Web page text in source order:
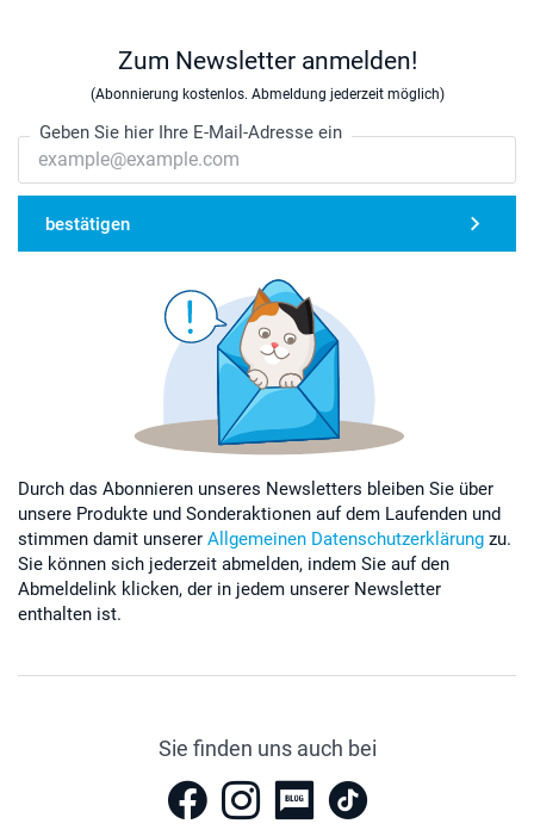
Zum Newsletter anmelden!
(Abonnierung kostenlos. Abmeldung jederzeit möglich)
Geben Sie hier Ihre E-Mail-Adresse ein
bestätigen
Durch das Abonnieren unseres Newsletters bleiben Sie über
unsere Produkte und Sonderaktionen auf dem Laufenden und
stimmen damit unserer Allgemeinen Datenschutzerklärung zu.
Sie können sich jederzeit abmelden, indem Sie auf den
Abmeldelink klicken, der in jedem unserer Newsletter
enthalten ist.
Sie finden uns auch bei